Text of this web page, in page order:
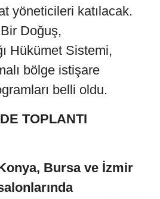
yöneticileri katılacak.
Doğuş,
Hükümet Sistemi,
bölge istişare
belli oldu.
TOPLANTI
Bursa ve İzmir